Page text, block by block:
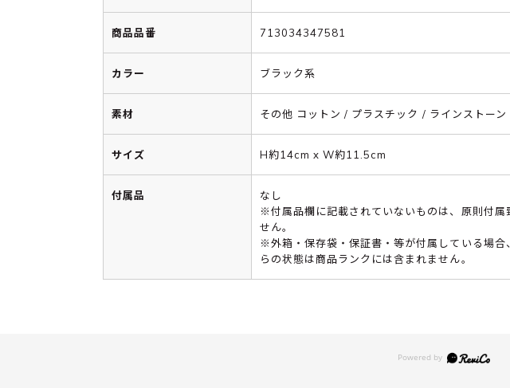
商品品番 713034347581
カラー ブラック系
素材 その他 コットン / プラスチック / ラインストーン
サイズ H約14cm x W約11.5cm
付属品
なし
※付属品欄に記載されていないものは、原則付属
せん。
※外箱・保存袋・保証書・等が付属している場合
らの状態は商品ランクには含まれません。